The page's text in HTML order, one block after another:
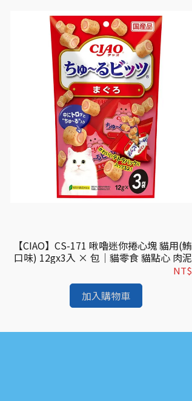
【CIAO】CS-171 啾嚕迷你捲心塊 貓用(
口味) 12gx3入 × 包｜貓零食 貓點心 肉
加入購物車